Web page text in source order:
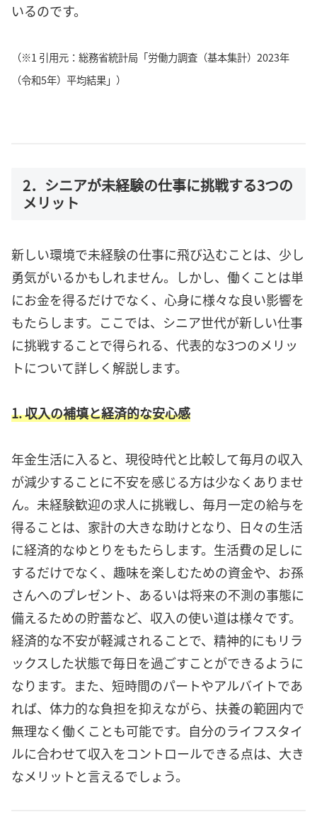
いるのです。
（※1 引用元：総務省統計局「労働力調査（基本集計）2023年
（令和5年）平均結果」）
2．シニアが未経験の仕事に挑戦する3つの
メリット
新しい環境で未経験の仕事に飛び込むことは、少し
勇気がいるかもしれません。しかし、働くことは単
にお金を得るだけでなく、心身に様々な良い影響を
もたらします。ここでは、シニア世代が新しい仕事
に挑戦することで得られる、代表的な3つのメリッ
トについて詳しく解説します。
1. 収入の補填と経済的な安心感
年金生活に入ると、現役時代と比較して毎月の収入
が減少することに不安を感じる方は少なくありませ
ん。未経験歓迎の求人に挑戦し、毎月一定の給与を
得ることは、家計の大きな助けとなり、日々の生活
に経済的なゆとりをもたらします。生活費の足しに
するだけでなく、趣味を楽しむための資金や、お孫
さんへのプレゼント、あるいは将来の不測の事態に
備えるための貯蓄など、収入の使い道は様々です。
経済的な不安が軽減されることで、精神的にもリラ
ックスした状態で毎日を過ごすことができるように
なります。また、短時間のパートやアルバイトであ
れば、体力的な負担を抑えながら、扶養の範囲内で
無理なく働くことも可能です。自分のライフスタイ
ルに合わせて収入をコントロールできる点は、大き
なメリットと言えるでしょう。